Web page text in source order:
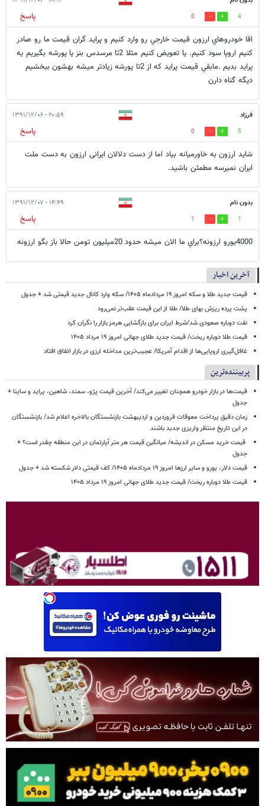
4
0
پاسخ
اقا خودروهاي ارزون قيمت خارجي رو وارد كنيم و پرايد گران قيمت ما رو صادر
كنيم اروپا سود كنيم. يا تعويض كنيم مثلا 2تا مرسدس بنز يا پورشه بگيريم يه
پرايد بديم .مابقي قيمت پرايد كه از 2تا پورشه زيادتر ميشه بهشون ببخشيم
ديگه گناه دارن
فرزاد ۲۰:۵۹ - ۱۳۹۱/۱۲/۰۶
5
0
پاسخ
شاید ارزون به خاورمیانه بیاد اما از دست دلالان ایرانی ارزون به دست ملت
ایران نمیرسه مطمئن باشید.
بدون نام ۱۴:۴۹ - ۱۳۹۱/۱۲/۰۷
1
1
پاسخ
4000يورو ارزونه؟براي ما الان ميشه حدود 20ميليون تومن حالا باز بگو ارزونه
آخرین اخبار
قیمت جدید طلا و سکه امروز ۱۹ مردادماه ۱۴۰۵/ سکه وارد کانال جدید قیمتی شد + جدول
پشت پرده ریزش بهای طلا/ طلا از این قیمت عقب‌تر نمی‌رود
نفت دوباره صعودی شد/شرط ایران برای بازگشایی هرمز بازار را نگران کرد
قیمت طلا دوباره ریخت/ قیمت جدید طلای جهانی امروز ۱۹ مرداد ۱۴۰۵
غافل‌گیری اروپایی‌ها از اقدام آمریکا/ عجیب‌ترین مداخله ارزی در بازار اتفاق افتاد
پربیننده‌ترین
قیمت‌ها در بازار خودرو همچنان تغییر می‌کند/ آخرین قیمت پژو، سمند، شاهین، پراید و ساینا +
جدول
زمان دقیق پرداخت معوقات فروردین و اردیبهشت بازنشستگان بالاخره اعلام شد/ بازنشستگان
در این تاریخ منتظر واریزی جدید باشند
قیمت خرید مسکن در اندیشه/ میانگین قیمت هر متر آپارتمان در این منطقه چقدر است؟ +
جدول
قیمت دلار، یورو و سایر ارزها امروز ۱۹ مردادماه ۱۴۰۵/ کف قیمتی دلار شکسته شد + جدول
قیمت طلا دوباره ریخت/ قیمت جدید طلای جهانی امروز ۱۹ مرداد ۱۴۰۵